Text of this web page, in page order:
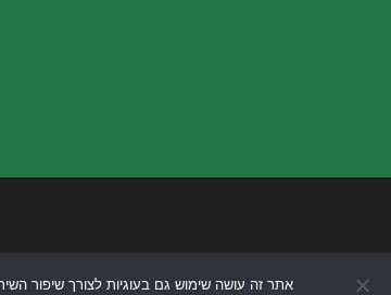
אתר זה עושה שימוש גם בעוגיות לצורך שיפור